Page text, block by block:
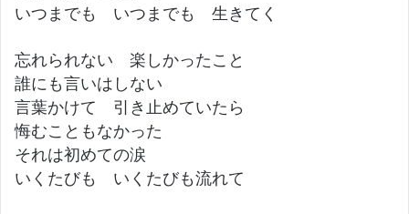
いつまでも いつまでも 生きてく
忘れられない 楽しかったこと
誰にも言いはしない
言葉かけて 引き止めていたら
悔むこともなかった
それは初めての涙
いくたびも いくたびも流れて